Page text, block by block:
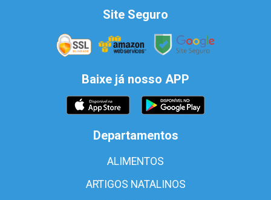
Site Seguro
Baixe já nosso APP
Departamentos
ALIMENTOS
ARTIGOS NATALINOS